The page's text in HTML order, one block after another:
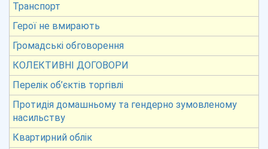
Транспорт
Герої не вмирають
Громадські обговорення
КОЛЕКТИВНІ ДОГОВОРИ
Перелік об’єктів торгівлі
Протидія домашньому та гендерно зумовленому
насильству
Квартирний облік